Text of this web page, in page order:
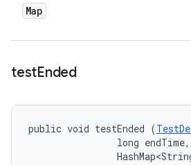
Map
testEnded
public void testEnded (
                long endTime,